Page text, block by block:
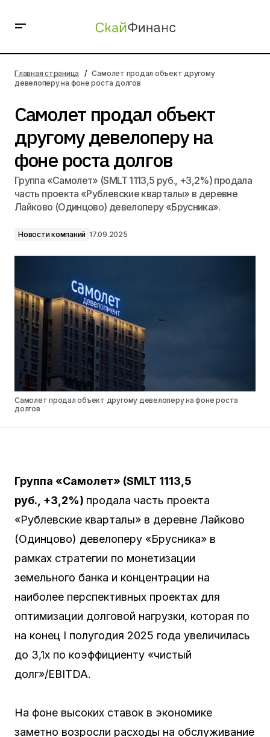
роста долгов
Главная страница
Самолет продал объект другому
девелоперу на фоне роста долгов
Самолет продал объект
другому девелоперу на
фоне роста долгов
Группа «Самолет» (SMLT 1113,5 руб., +3,2%) продала
часть проекта «Рублевские кварталы» в деревне
Лайково (Одинцово) девелоперу «Брусника».
Новости компаний 17.09.2025
Самолет продал объект другому девелоперу на фоне роста
долгов
Группа «Самолет» (SMLT 1113,5
руб., +3,2%) продала часть проекта
«Рублевские кварталы» в деревне Лайково
(Одинцово) девелоперу «Брусника» в
рамках стратегии по монетизации
земельного банка и концентрации на
наиболее перспективных проектах для
оптимизации долговой нагрузки, которая по
на конец I полугодия 2025 года увеличилась
до 3,1х по коэффициенту «чистый
долг»/EBITDA.
На фоне высоких ставок в экономике
заметно возросли расходы на обслуживание